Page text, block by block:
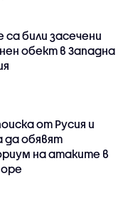
са били засечени
обект в Западна
от Русия и
да обявят
на атаките в